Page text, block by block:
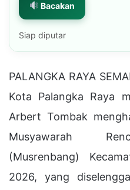
Bacakan
Siap diputar
PALANGKA RAYA
Kota Palangka Raya
Arbert Tombak
Musyawarah
(Musrenbang)
2026, yang